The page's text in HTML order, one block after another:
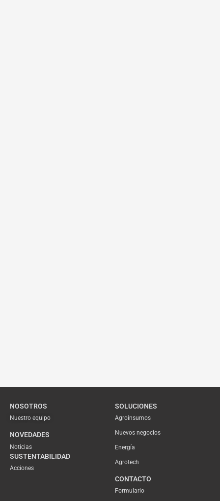
NOSOTROS
Nuestro equipo
NOVEDADES
Noticias
SUSTENTABILIDAD
Acciones
SOLUCIONES
Agroinsumos
Nuevos negocios
Energía
Agrotech
CONTACTO
Formulario